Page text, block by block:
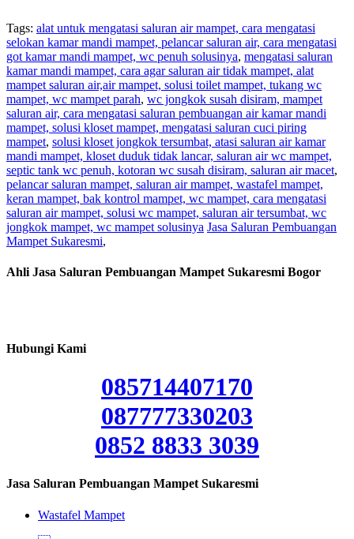
Tags: alat untuk mengatasi saluran air mampet, cara mengatasi
selokan kamar mandi mampet, pelancar saluran air, cara mengatasi
got kamar mandi mampet, wc penuh solusinya, mengatasi saluran
kamar mandi mampet, cara agar saluran air tidak mampet, alat
mampet saluran air,air mampet, solusi toilet mampet, tukang wc
mampet, wc mampet parah, wc jongkok susah disiram, mampet
saluran air, cara mengatasi saluran pembuangan air kamar mandi
mampet, solusi kloset mampet, mengatasi saluran cuci piring
mampet, solusi kloset jongkok tersumbat, atasi saluran air kamar
mandi mampet, kloset duduk tidak lancar, saluran air wc mampet,
septic tank wc penuh, kotoran wc susah disiram, saluran air macet,
pelancar saluran mampet, saluran air mampet, wastafel mampet,
keran mampet, bak kontrol mampet, wc mampet, cara mengatasi
saluran air mampet, solusi wc mampet, saluran air tersumbat, wc
jongkok mampet, wc mampet solusinya Jasa Saluran Pembuangan
Mampet Sukaresmi,
Ahli Jasa Saluran Pembuangan Mampet Sukaresmi Bogor
Hubungi Kami
085714407170
087777330203
0852 8833 3039
Jasa Saluran Pembuangan Mampet Sukaresmi
Wastafel Mampet